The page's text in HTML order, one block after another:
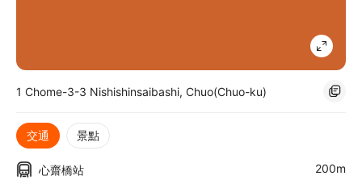
1 Chome-3-3 Nishishinsaibashi, Chuo(Chuo-ku)
交通 景點
心齋橋站 200m